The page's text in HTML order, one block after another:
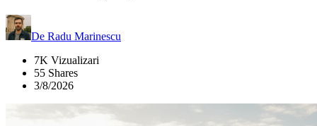
De Radu Marinescu
7K Vizualizari
55 Shares
3/8/2026